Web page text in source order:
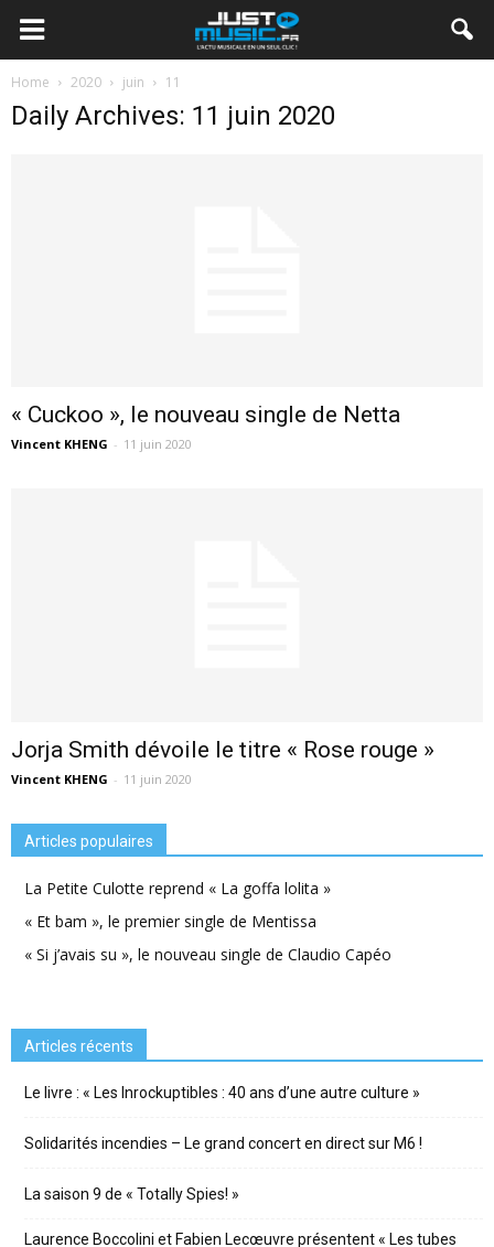
Home 2020 juin 11
Daily Archives: 11 juin 2020
« Cuckoo », le nouveau single de Netta
Vincent KHENG - 11 juin 2020
Jorja Smith dévoile le titre « Rose rouge »
Vincent KHENG - 11 juin 2020
Articles populaires
La Petite Culotte reprend « La goffa lolita »
« Et bam », le premier single de Mentissa
« Si j’avais su », le nouveau single de Claudio Capéo
Articles récents
Le livre : « Les Inrockuptibles : 40 ans d’une autre culture »
Solidarités incendies – Le grand concert en direct sur M6 !
La saison 9 de « Totally Spies! »
Laurence Boccolini et Fabien Lecœuvre présentent « Les tubes